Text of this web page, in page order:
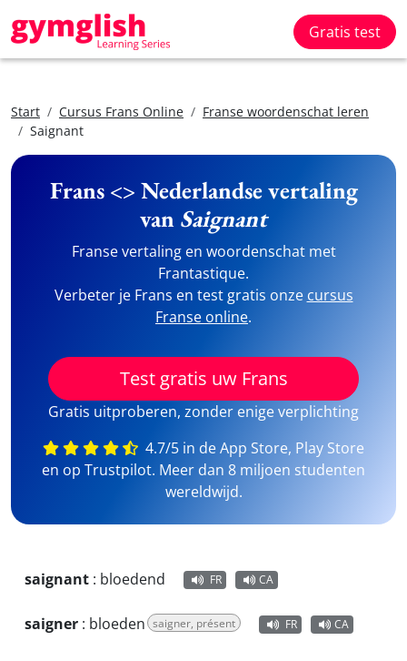
Gratis test
Start Cursus Frans Online
Franse woordenschat leren
Saignant
Frans <> Nederlandse vertaling
van Saignant
Franse vertaling en woordenschat met
Frantastique.
Verbeter je Frans en test gratis onze cursus
Franse online.
Test gratis uw Frans
Gratis uitproberen, zonder enige verplichting
4.7/5 in de App Store, Play Store
en op Trustpilot. Meer dan 8 miljoen studenten
wereldwijd.
saignant : bloedend FR CA
saigner : bloeden saigner, présent FR CA